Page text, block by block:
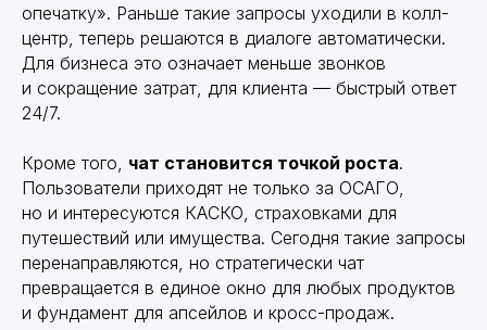
опечатку». Раньше такие запросы уходили в колл-
центр, теперь решаются в диалоге автоматически.
Для бизнеса это означает меньше звонков
и сокращение затрат, для клиента — быстрый ответ
24/7.
Кроме того, чат становится точкой роста.
Пользователи приходят не только за ОСАГО,
но и интересуются КАСКО, страховками для
путешествий или имущества. Сегодня такие запросы
перенаправляются, но стратегически чат
превращается в единое окно для любых продуктов
и фундамент для апсейлов и кросс-продаж.